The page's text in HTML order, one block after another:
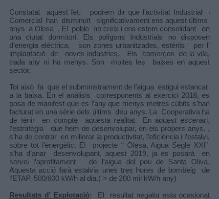
Constatat aquest fet, podrem dir que l’activitat Industrial i
Comercial han disminuït significativament ens aquest últims
anys a Olesa . El poble no creix i ens estem consolidant en
una ciutat dormitori. Els polígons Industrials no disposen
d’energia elèctrica, son zones urbanitzades, estèrils per l’
implantació de noves industries. Els comerços de la vila,
cada any ni ha menys. Son moltes les baixes en aquest
sector.
Tot això fa que el subministrament de l’aigua estigui estancat
a la baixa. En el anàlisis corresponents al exercici 2018, es
posa de manifest que es l’any que menys metres cúbits s’han
facturat en una sèrie dels últims deu anys. La Cooperativa ha
de tenir en compte aquesta realitat En aquest escenari,
l’estratègia que hem de desenvolupar, en els propers anys, ,
s’ha de centrar en millorar la productivitat, l’eficiència i l’estalvi,
sobre tot l’energètic. El projecte “ Olesa, Aigua Segle XXI”
s’ha d’anar desenvolupant, aquest 2019, ja es posarà en
servei l’aprofitament de l’aigua del pou de Santa Oliva.
Aquesta acció farà estalvia unes tres hores de bombeig de
l’ETAP, 500/600 kW/h al dia.( > de 200 mil kW/h any)
Resultats d’ Explotació: El resultat negatiu esta ocasionat